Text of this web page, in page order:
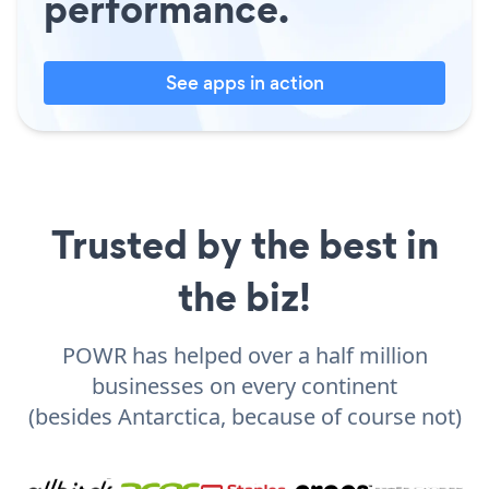
See apps in action
Trusted by the best in
the biz!
POWR has helped over a half million
businesses on every continent
(besides Antarctica, because of course not)